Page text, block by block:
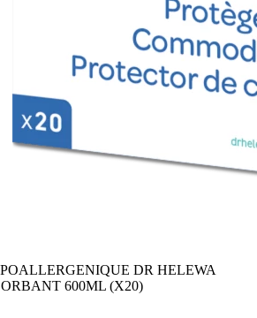
DR HELEWA
600ML (X20)